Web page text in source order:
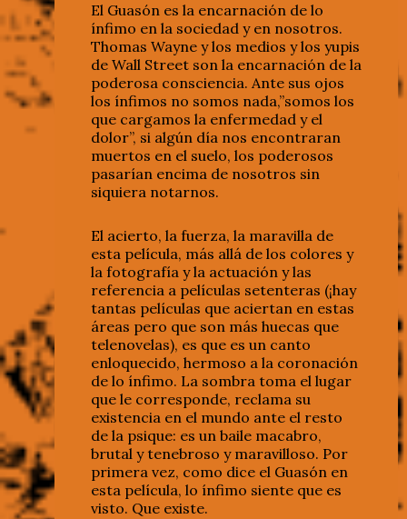
El Guasón es la encarnación de lo
ínfimo en la sociedad y en nosotros.
Thomas Wayne y los medios y los yupis
de Wall Street son la encarnación de la
poderosa consciencia. Ante sus ojos
los ínfimos no somos nada,”somos los
que cargamos la enfermedad y el
dolor”, si algún día nos encontraran
muertos en el suelo, los poderosos
pasarían encima de nosotros sin
siquiera notarnos.
El acierto, la fuerza, la maravilla de
esta película, más allá de los colores y
la fotografía y la actuación y las
referencia a películas setenteras (¡hay
tantas películas que aciertan en estas
áreas pero que son más huecas que
telenovelas), es que es un canto
enloquecido, hermoso a la coronación
de lo ínfimo. La sombra toma el lugar
que le corresponde, reclama su
existencia en el mundo ante el resto
de la psique: es un baile macabro,
brutal y tenebroso y maravilloso. Por
primera vez, como dice el Guasón en
esta película, lo ínfimo siente que es
visto. Que existe.